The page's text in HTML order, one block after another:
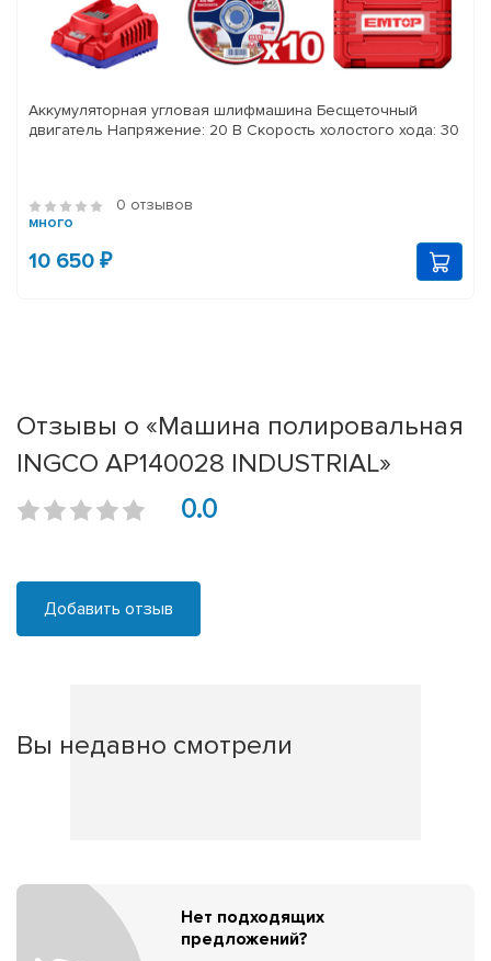
Аккумуляторная угловая шлифмашина Бесщеточный
двигатель Напряжение: 20 В Скорость холостого хода: 30
0 отзывов
много
10 650 ₽
Отзывы о «Машина полировальная
INGCO AP140028 INDUSTRIAL»
0.0
Добавить отзыв
Вы недавно смотрели
Нет подходящих
предложений?